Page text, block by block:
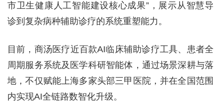
市卫生健康人工智能建设核心成果”，展示从智慧导
诊到复杂病种辅助诊疗的系统重塑能力。
目前，商汤医疗近百款AI临床辅助诊疗工具、患者全
周期服务系统及医学科研智能体，通过场景深耕与落
地，不仅赋能上海多家头部三甲医院，并在全国范围
内实现AI全链路数智化升级。